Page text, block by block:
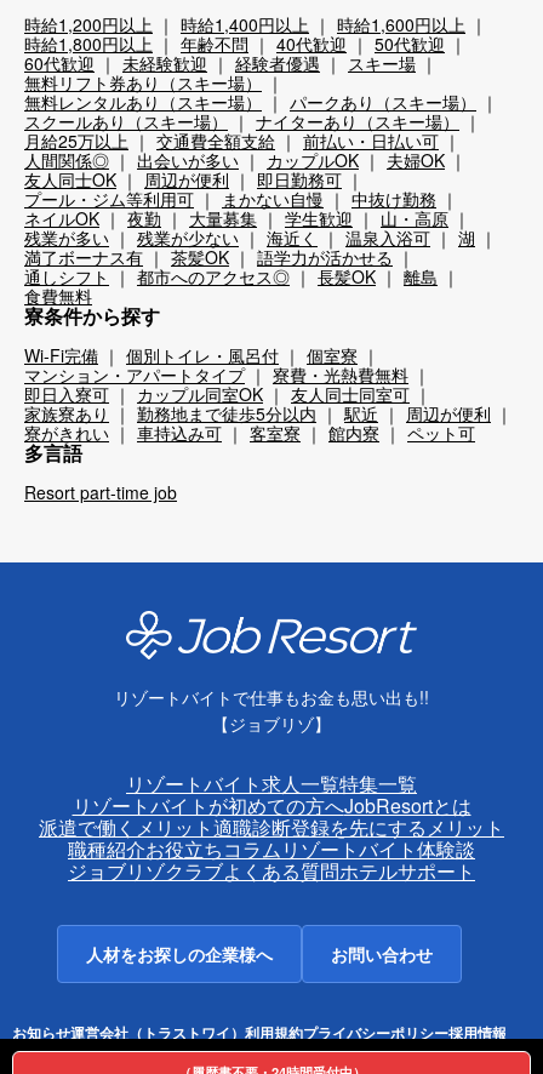
時給1,200円以上 時給1,400円以上
時給1,600円以上
時給1,800円以上
年齢不問 40代歓迎
50代歓迎
60代歓迎
未経験歓迎 経験者優遇
スキー場
無料リフト券あり（スキー場）
無料レンタルあり（スキー場）
パークあり（スキー場）
スクールあり（スキー場）
ナイターあり（スキー場）
月給25万以上
交通費全額支給
前払い・日払い可
人間関係◎
出会いが多い カップルOK
夫婦OK
友人同士OK
周辺が便利
即日勤務可
プール・ジム等利用可
まかない自慢
中抜け勤務
ネイルOK
夜勤 大量募集 学生歓迎
山・高原
残業が多い
残業が少ない 海近く 温泉入浴可
湖
満了ボーナス有
茶髪OK
語学力が活かせる
通しシフト
都市へのアクセス◎ 長髪OK
離島
食費無料
寮条件から探す
Wi-Fi完備 個別トイレ・風呂付
個室寮
マンション・アパートタイプ
寮費・光熱費無料
即日入寮可
カップル同室OK
友人同士同室可
家族寮あり
勤務地まで徒歩5分以内 駅近
周辺が便利
寮がきれい
車持込み可 客室寮 館内寮 ペット可
多言語
Resort part-time job
リゾートバイトで仕事もお金も思い出も!!
【ジョブリゾ】
リゾートバイト求人一覧特集一覧
リゾートバイトが初めての方へJobResortとは
派遣で働くメリット適職診断登録を先にするメリット
職種紹介お役立ちコラムリゾートバイト体験談
ジョブリゾクラブよくある質問ホテルサポート
人材をお探しの企業様へ お問い合わせ
お知らせ運営会社（トラストワイ） 利用規約プライバシーポリシー採用情報
ホテル一覧エリア情報